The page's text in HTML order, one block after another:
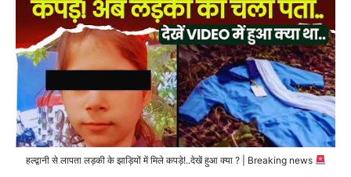
हल्द्वानी से लापता लड़की के झाड़ियों में मिले कपड़े!..देखें हुआ क्या ? | Breaking news